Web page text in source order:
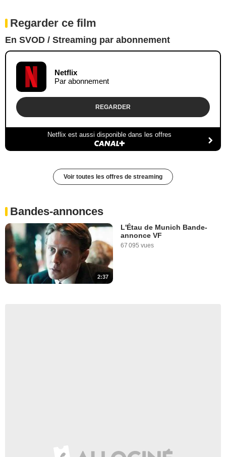
Regarder ce film
En SVOD / Streaming par abonnement
Netflix
Par abonnement
REGARDER
Netflix est aussi disponible dans les offres
Voir toutes les offres de streaming
Bandes-annonces
2:37
L'Étau de Munich Bande-
annonce VF
67 095 vues